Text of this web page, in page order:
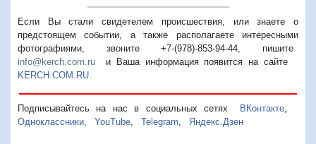
Если Вы стали свидетелем происшествия, или знаете о
предстоящем событии, а также располагаете интересными
фотографиями, звоните +7-(978)-853-94-44, пишите
info@kerch.com.ru и Ваша информация появится на сайте
KERCH.COM.RU.
Подписывайтесь на нас в социальных сетях ВКонтакте,
Одноклассники, YouTube, Telegram, Яндекс.Дзен